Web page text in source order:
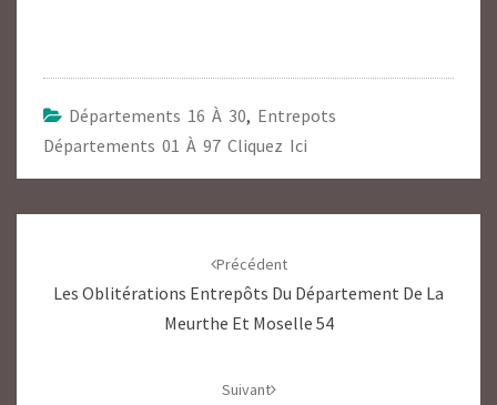
Départements 16 À 30, Entrepots
Départements 01 À 97 Cliquez Ici
Précédent
Les Oblitérations Entrepôts Du Département De La
Meurthe Et Moselle 54
Suivant